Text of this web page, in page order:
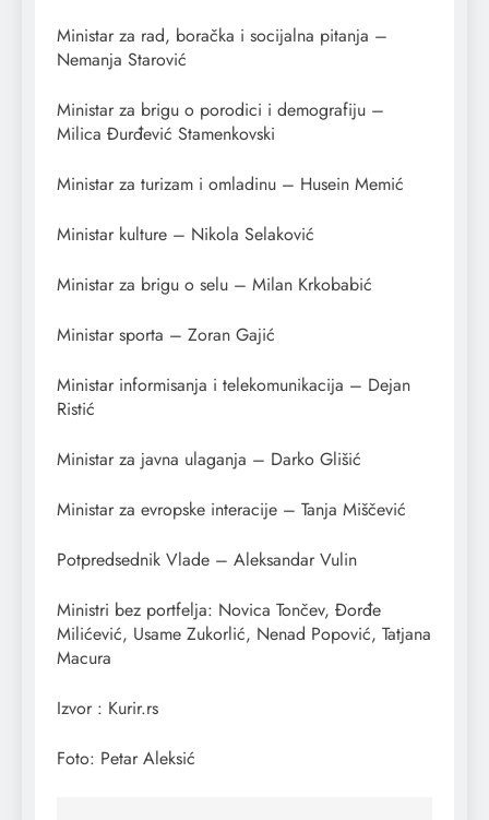
Ministar za rad, boračka i socijalna pitanja –
Nemanja Starović
Ministar za brigu o porodici i demografiju –
Milica Đurđević Stamenkovski
Ministar za turizam i omladinu – Husein Memić
Ministar kulture – Nikola Selaković
Ministar za brigu o selu – Milan Krkobabić
Ministar sporta – Zoran Gajić
Ministar informisanja i telekomunikacija – Dejan
Ristić
Ministar za javna ulaganja – Darko Glišić
Ministar za evropske interacije – Tanja Miščević
Potpredsednik Vlade – Aleksandar Vulin
Ministri bez portfelja: Novica Tončev, Đorđe
Milićević, Usame Zukorlić, Nenad Popović, Tatjana
Macura
Izvor : Kurir.rs
Foto: Petar Aleksić